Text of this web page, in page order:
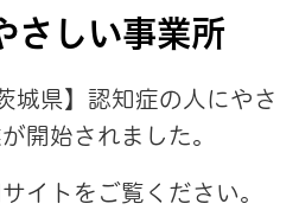
さしい事業所
城県】認知症の人にやさ
開始されました。
イトをご覧ください。